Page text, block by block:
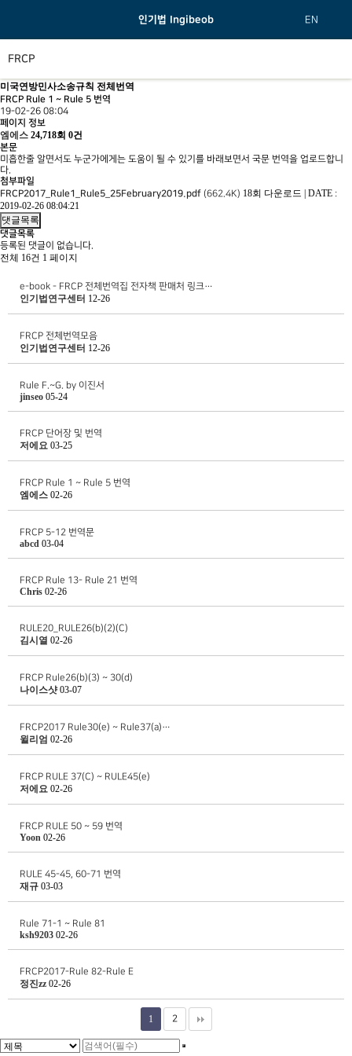
인기법 Ingibeob EN
FRCP
미국연방민사소송규칙 전체번역
FRCP Rule 1 ~ Rule 5 번역
19-02-26 08:04
페이지 정보
엠에스 24,718회 0건
본문
미흡한줄 알면서도 누군가에게는 도움이 될 수 있기를 바래보면서 국문 번역을 업로드합니
다.
첨부파일
FRCP2017_Rule1_Rule5_25February2019.pdf (662.4K) 18회 다운로드
DATE :
2019-02-26 08:04:21
댓글목록
댓글목록
등록된 댓글이 없습니다.
전체 16건 1 페이지
e-book - FRCP 전체번역집 전자책 판매처 링크…
인기법연구센터 12-26
FRCP 전체번역모음
인기법연구센터 12-26
Rule F.~G. by 이진서
jinseo 05-24
FRCP 단어장 및 번역
저에요 03-25
FRCP Rule 1 ~ Rule 5 번역
엠에스 02-26
FRCP 5-12 번역문
abcd 03-04
FRCP Rule 13- Rule 21 번역
Chris 02-26
RULE20_RULE26(b)(2)(C)
김시열 02-26
FRCP Rule26(b)(3) ~ 30(d)
나이스샷 03-07
FRCP2017 Rule30(e) ~ Rule37(a)…
윌리엄 02-26
FRCP RULE 37(C) ~ RULE45(e)
저에요 02-26
FRCP RULE 50 ~ 59 번역
Yoon 02-26
RULE 45-45, 60-71 번역
재규 03-03
Rule 71-1 ~ Rule 81
ksh9203 02-26
FRCP2017-Rule 82-Rule E
정진zz 02-26
1 2